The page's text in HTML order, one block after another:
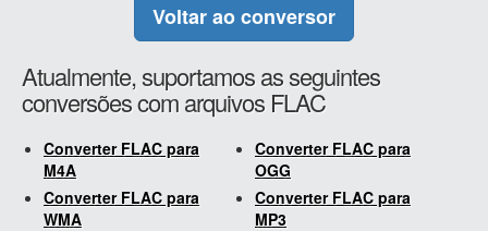
Voltar ao conversor
Atualmente, suportamos as seguintes
conversões com arquivos FLAC
Converter FLAC para
M4A
Converter FLAC para
OGG
Converter FLAC para
WMA
Converter FLAC para
MP3